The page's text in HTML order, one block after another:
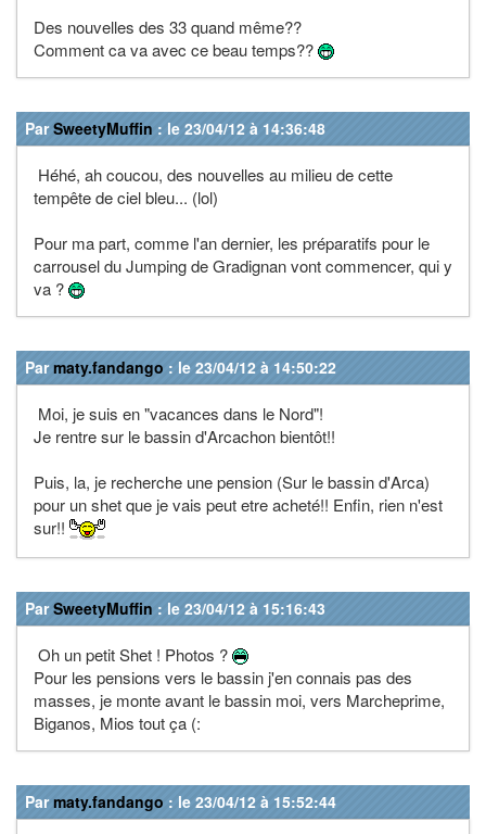
Des nouvelles des 33 quand même??
Comment ca va avec ce beau temps??
ParSweetyMuffin : le 23/04/12 à 14:36:48
Héhé, ah coucou, des nouvelles au milieu de cette
tempête de ciel bleu... (lol)
Pour ma part, comme l'an dernier, les préparatifs pour le
carrousel du Jumping de Gradignan vont commencer, qui y
va ?
Parmaty.fandango : le 23/04/12 à 14:50:22
Moi, je suis en "vacances dans le Nord"!
Je rentre sur le bassin d'Arcachon bientôt!!
Puis, la, je recherche une pension (Sur le bassin d'Arca)
pour un shet que je vais peut etre acheté!! Enfin, rien n'est
sur!!
ParSweetyMuffin : le 23/04/12 à 15:16:43
Oh un petit Shet ! Photos ?
Pour les pensions vers le bassin j'en connais pas des
masses, je monte avant le bassin moi, vers Marcheprime,
Biganos, Mios tout ça (:
Parmaty.fandango : le 23/04/12 à 15:52:44